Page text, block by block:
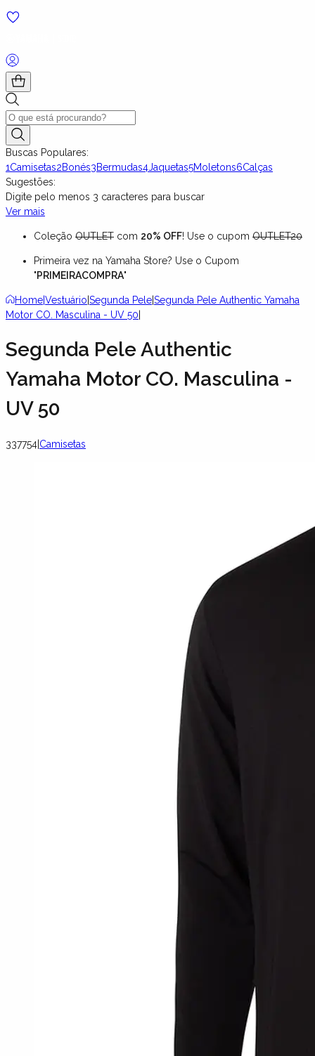
Buscas Populares:
1Camisetas2Bonés3Bermudas4Jaquetas5Moletons6Calças
Sugestões:
Digite pelo menos 3 caracteres para buscar
Ver mais
Coleção OUTLET com 20% OFF! Use o cupom OUTLET20
Primeira vez na Yamaha Store? Use o Cupom
"PRIMEIRACOMPRA"
HomeVestuário Segunda PeleSegunda Pele Authentic Yamaha
Motor CO. Masculina - UV 50
Segunda Pele Authentic
Yamaha Motor CO. Masculina -
UV 50
337754 Camisetas